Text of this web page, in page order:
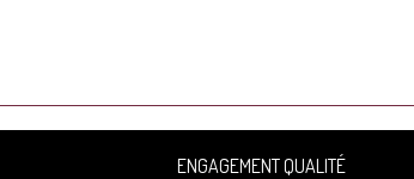
ENGAGEMENT QUALITÉ